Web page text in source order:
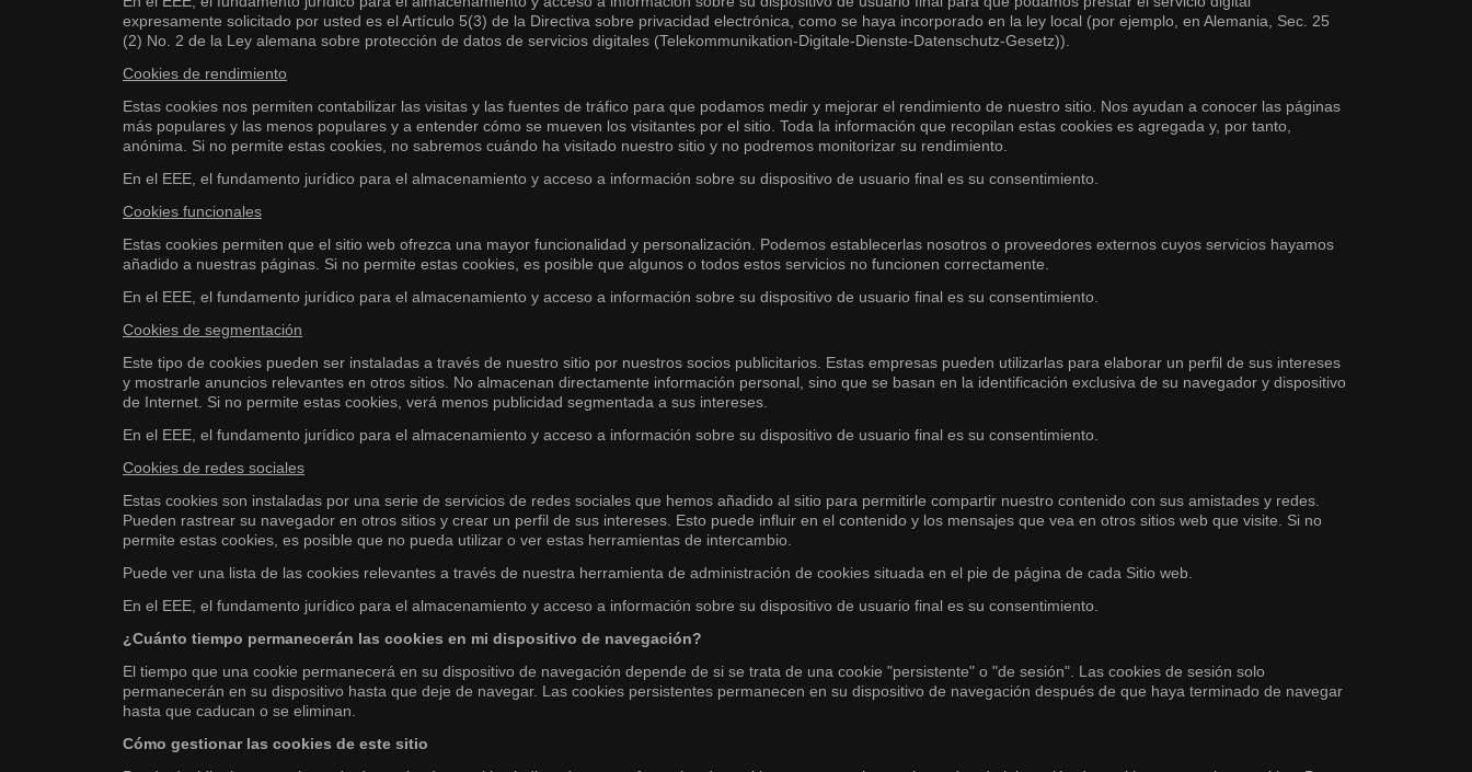
expresamente solicitado por usted es el Artículo 5(3) de la Directiva sobre privacidad electrónica, como se haya incorporado en la ley local (por ejemplo, en Alemania, Sec. 25
(2) No. 2 de la Ley alemana sobre protección de datos de servicios digitales (Telekommunikation-Digitale-Dienste-Datenschutz-Gesetz)).
Cookies de rendimiento
Estas cookies nos permiten contabilizar las visitas y las fuentes de tráfico para que podamos medir y mejorar el rendimiento de nuestro sitio. Nos ayudan a conocer las páginas
más populares y las menos populares y a entender cómo se mueven los visitantes por el sitio. Toda la información que recopilan estas cookies es agregada y, por tanto,
anónima. Si no permite estas cookies, no sabremos cuándo ha visitado nuestro sitio y no podremos monitorizar su rendimiento.
En el EEE, el fundamento jurídico para el almacenamiento y acceso a información sobre su dispositivo de usuario final es su consentimiento.
Cookies funcionales
Estas cookies permiten que el sitio web ofrezca una mayor funcionalidad y personalización. Podemos establecerlas nosotros o proveedores externos cuyos servicios hayamos
añadido a nuestras páginas. Si no permite estas cookies, es posible que algunos o todos estos servicios no funcionen correctamente.
En el EEE, el fundamento jurídico para el almacenamiento y acceso a información sobre su dispositivo de usuario final es su consentimiento.
Cookies de segmentación
Este tipo de cookies pueden ser instaladas a través de nuestro sitio por nuestros socios publicitarios. Estas empresas pueden utilizarlas para elaborar un perfil de sus intereses
y mostrarle anuncios relevantes en otros sitios. No almacenan directamente información personal, sino que se basan en la identificación exclusiva de su navegador y dispositivo
de Internet. Si no permite estas cookies, verá menos publicidad segmentada a sus intereses.
En el EEE, el fundamento jurídico para el almacenamiento y acceso a información sobre su dispositivo de usuario final es su consentimiento.
Cookies de redes sociales
Estas cookies son instaladas por una serie de servicios de redes sociales que hemos añadido al sitio para permitirle compartir nuestro contenido con sus amistades y redes.
Pueden rastrear su navegador en otros sitios y crear un perfil de sus intereses. Esto puede influir en el contenido y los mensajes que vea en otros sitios web que visite. Si no
permite estas cookies, es posible que no pueda utilizar o ver estas herramientas de intercambio.
Puede ver una lista de las cookies relevantes a través de nuestra herramienta de administración de cookies situada en el pie de página de cada Sitio web.
En el EEE, el fundamento jurídico para el almacenamiento y acceso a información sobre su dispositivo de usuario final es su consentimiento.
¿Cuánto tiempo permanecerán las cookies en mi dispositivo de navegación?
El tiempo que una cookie permanecerá en su dispositivo de navegación depende de si se trata de una cookie "persistente" o "de sesión". Las cookies de sesión solo
permanecerán en su dispositivo hasta que deje de navegar. Las cookies persistentes permanecen en su dispositivo de navegación después de que haya terminado de navegar
hasta que caducan o se eliminan.
Cómo gestionar las cookies de este sitio